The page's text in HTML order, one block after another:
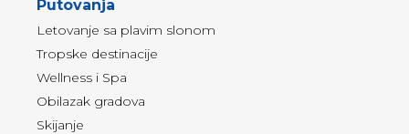
Putovanja
Letovanje sa plavim slonom
Tropske destinacije
Wellness i Spa
Obilazak gradova
Skijanje